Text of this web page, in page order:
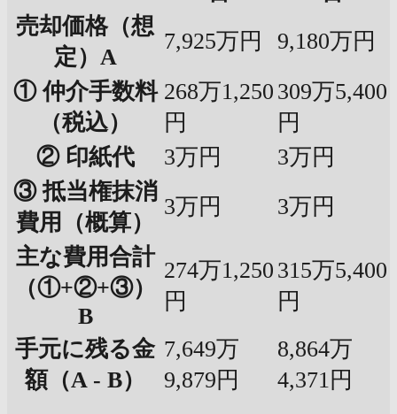
売却価格（想
定）A
7,925万円
9,180万円
① 仲介手数料
（税込）
268万1,250
円
309万5,400
円
② 印紙代
3万円
3万円
③ 抵当権抹消
費用（概算）
3万円
3万円
主な費用合計
（①+②+③）
B
274万1,250
円
315万5,400
円
手元に残る金
額（A - B）
7,649万
9,879円
8,864万
4,371円